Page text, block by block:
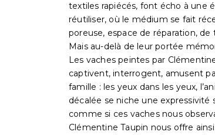
textiles rapiécés, font écho à une
réutiliser, où le médium se fait
poreuse, espace de réparation,
Mais au-delà de leur portée
Les vaches peintes par
captivent, interrogent, amusent
famille : les yeux dans les yeux,
décalée se niche une
comme si ces vaches nous
Clémentine Taupin nous offre